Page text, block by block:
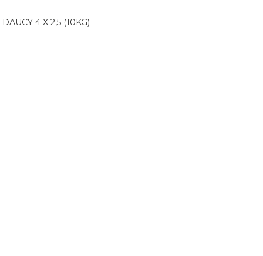
4 X 2,5 (10KG)